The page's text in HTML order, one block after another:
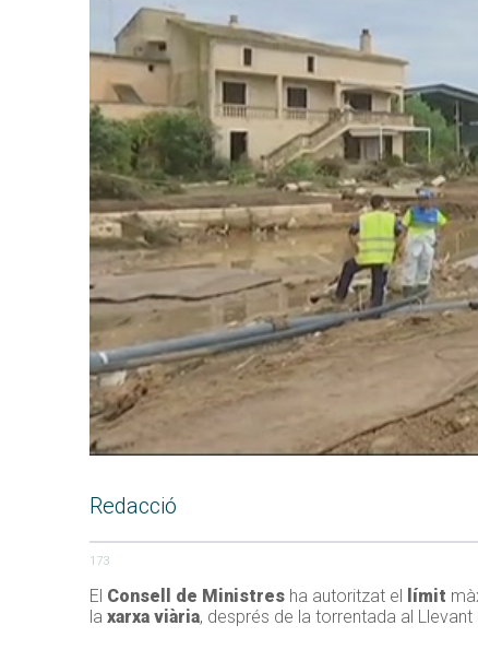
Redacció
173
El Consell de Ministres ha autoritzat el límit
la xarxa viària, després de la torrentada al